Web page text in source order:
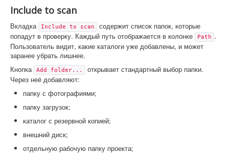
Include to scan
Вкладка Include to scan
содержит список папок, которые
попадут в проверку. Каждый путь отображается в колонке
Path .
Пользователь видит, какие каталоги уже добавлены, и может
заранее убрать лишнее.
Кнопка
Add folder...
открывает стандартный выбор папки.
Через неё добавляют:
папку с фотографиями;
папку загрузок;
каталог с резервной копией;
внешний диск;
отдельную рабочую папку проекта;